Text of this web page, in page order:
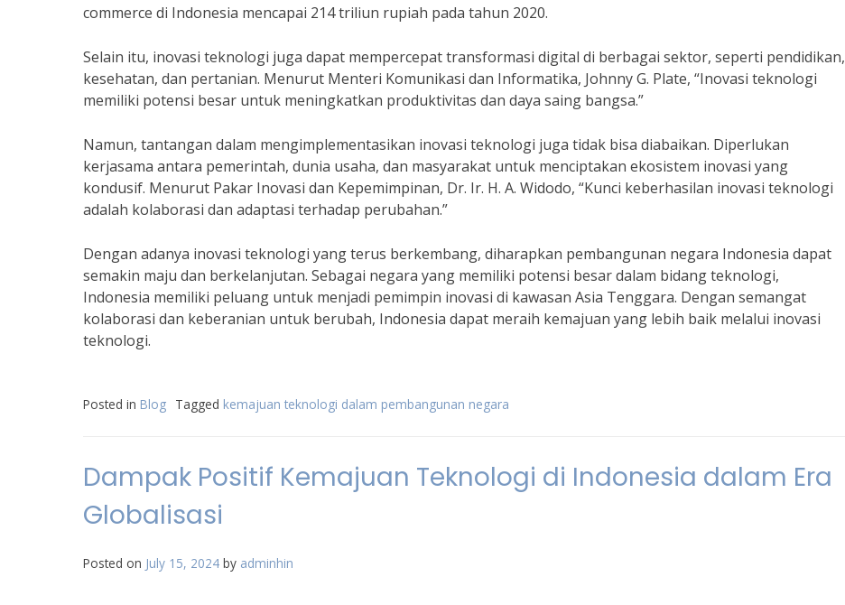
commerce di Indonesia mencapai 214 triliun rupiah pada tahun 2020.
Selain itu, inovasi teknologi juga dapat mempercepat transformasi digital di berbagai sektor, seperti pendidikan,
kesehatan, dan pertanian. Menurut Menteri Komunikasi dan Informatika, Johnny G. Plate, “Inovasi teknologi
memiliki potensi besar untuk meningkatkan produktivitas dan daya saing bangsa.”
Namun, tantangan dalam mengimplementasikan inovasi teknologi juga tidak bisa diabaikan. Diperlukan
kerjasama antara pemerintah, dunia usaha, dan masyarakat untuk menciptakan ekosistem inovasi yang
kondusif. Menurut Pakar Inovasi dan Kepemimpinan, Dr. Ir. H. A. Widodo, “Kunci keberhasilan inovasi teknologi
adalah kolaborasi dan adaptasi terhadap perubahan.”
Dengan adanya inovasi teknologi yang terus berkembang, diharapkan pembangunan negara Indonesia dapat
semakin maju dan berkelanjutan. Sebagai negara yang memiliki potensi besar dalam bidang teknologi,
Indonesia memiliki peluang untuk menjadi pemimpin inovasi di kawasan Asia Tenggara. Dengan semangat
kolaborasi dan keberanian untuk berubah, Indonesia dapat meraih kemajuan yang lebih baik melalui inovasi
teknologi.
Posted in Blog Tagged kemajuan teknologi dalam pembangunan negara
Dampak Positif Kemajuan Teknologi di Indonesia dalam Era
Globalisasi
Posted on July 15, 2024 by adminhin